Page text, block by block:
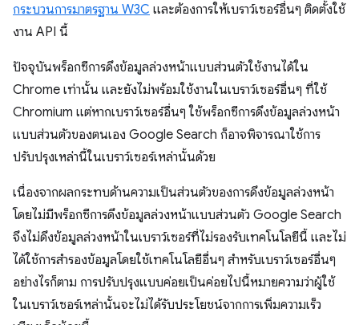
กระบวนการมาตรฐาน W3C และต้องการให้เบราว์เซอร์อื่นๆ ติดตั้งใช้
งาน API นี้
ปัจจุบันพร็อกซีการดึงข้อมูลล่วงหน้าแบบส่วนตัวใช้งานได้ใน
Chrome เท่านั้น และยังไม่พร้อมใช้งานในเบราว์เซอร์อื่นๆ ที่ใช้
Chromium แต่หากเบราว์เซอร์อื่นๆ ใช้พร็อกซีการดึงข้อมูลล่วงหน้า
แบบส่วนตัวของตนเอง Google Search ก็อาจพิจารณาใช้การ
ปรับปรุงเหล่านี้ในเบราว์เซอร์เหล่านั้นด้วย
เนื่องจากผลกระทบด้านความเป็นส่วนตัวของการดึงข้อมูลล่วงหน้า
โดยไม่มีพร็อกซีการดึงข้อมูลล่วงหน้าแบบส่วนตัว Google Search
จึงไม่ดึงข้อมูลล่วงหน้าในเบราว์เซอร์ที่ไม่รองรับเทคโนโลยีนี้ และไม่
ได้ใช้การสำรองข้อมูลโดยใช้เทคโนโลยีอื่นๆ สำหรับเบราว์เซอร์อื่นๆ
อย่างไรก็ตาม การปรับปรุงแบบค่อยเป็นค่อยไปนี้หมายความว่าผู้ใช้
ในเบราว์เซอร์เหล่านั้นจะไม่ได้รับประโยชน์จากการเพิ่มความเร็ว